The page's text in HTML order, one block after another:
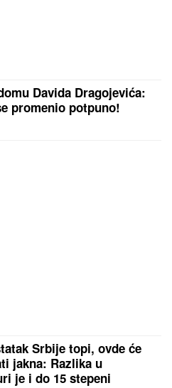
Davida Dragojevića:
promenio potpuno!
Srbije topi, ovde će
jakna: Razlika u
je i do 15 stepeni